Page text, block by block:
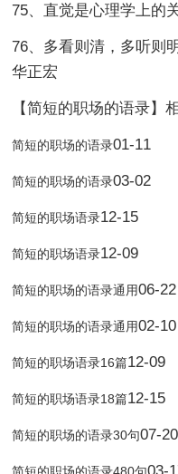
75、直觉是心理学上的
76、多看则清，多听
华正宏
【简短的职场的语录】
简短的职场的语录01-11
简短的职场的语录03-02
简短的职场语录12-15
简短的职场语录12-09
简短的职场的语录通用06-22
简短的职场的语录通用02-10
简短的职场语录16篇12-09
简短的职场语录18篇12-15
简短的职场的语录30句07-20